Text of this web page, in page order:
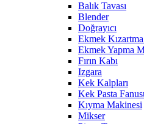
Balık Tavası
Blender
Doğrayıcı
Ekmek
Ekmek Yapma
Fırın Kabı
Izgara
Kek Kalpları
Kek Pasta
Kıyma Makinesi
Mikser